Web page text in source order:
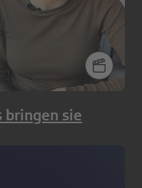
bringen sie